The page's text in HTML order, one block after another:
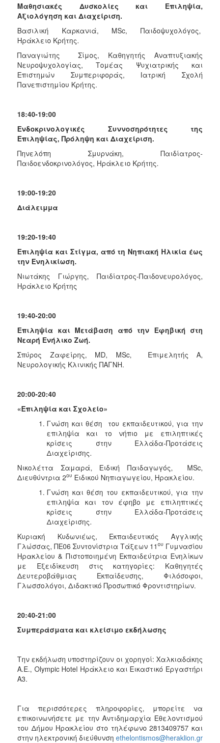
Μαθησιακές Δυσκολίες και Επιληψία,
Αξιολόγηση και Διαχείριση.
Βασιλική Καρκανιά, MSc, Παιδοψυχολόγος,
Ηράκλειο Κρήτης.
Παναγιώτης Σίμος, Καθηγητής Αναπτυξιακής
Νευροψυχολογίας, Τομέας Ψυχιατρικής και
Επιστημών Συμπεριφοράς, Ιατρική Σχολή
Πανεπιστημίου Κρήτης.
18:40-19:00
Ενδοκρινολογικές Συννοσηρότητες της
Επιληψίας, Πρόληψη και Διαχείριση.
Πηνελόπη Σμυρνάκη, Παιδίατρος-
Παιδοενδοκρινολόγος, Ηράκλειο Κρήτης.
19:00-19:20
Διάλειμμα
19:20-19:40
Επιληψία και Στίγμα, από τη Νηπιακή Ηλικία έως
την Ενηλικίωση.
Νιωτάκης Γιώργης, Παιδίατρος-Παιδονευρολόγος,
Ηράκλειο Κρήτης
19:40-20:00
Επιληψία και Μετάβαση από την Εφηβική στη
Νεαρή Ενήλικο Ζωή.
Σπύρος Ζαφείρης, MD, MSc, Επιμελητής A,
Νευρολογικής Κλινικής ΠΑΓΝΗ.
20:00-20:40
«Επιληψία και Σχολείο»
Γνώση και θέση του εκπαιδευτικού, για την
επιληψία και το νήπιο με επιληπτικές
κρίσεις στην Ελλάδα-Προτάσεις
Διαχείρισης.
Νικολέττα Σαμαρά, Ειδική Παιδαγωγός, MSc,
Διευθύντρια 2ου Ειδικού Νηπιαγωγείου, Ηρακλείου.
Γνώση και θέση του εκπαιδευτικού, για την
επιληψία και τον έφηβο με επιληπτικές
κρίσεις στην Ελλάδα-Προτάσεις
Διαχείρισης.
Κυριακή Κυδωνιέως, Εκπαιδευτικός Αγγλικής
Γλώσσας, ΠΕ06 Συντονίστρια Τάξεων 11 ου Γυμνασίου
Ηρακλείου & Πιστοποιημένη Εκπαιδεύτρια Ενηλίκων
με Εξειδίκευση στις κατηγορίες: Καθηγητές
Δευτεροβάθμιας Εκπαίδευσης, Φιλόσοφοι,
Γλωσσολόγοι, Διδακτικό Προσωπικό Φροντιστηρίων.
20:40-21:00
Συμπεράσματα και κλείσιμο εκδήλωσης
Την εκδήλωση υποστηρίζουν οι χορηγοί: Χαλκιαδάκης
Α.Ε., Olympic Hotel Ηράκλειο και Εικαστικό Εργαστήρι
Α3.
Για περισσότερες πληροφορίες, μπορείτε να
επικοινωνήσετε με την Αντιδημαρχία Εθελοντισμού
του Δήμου Ηρακλείου στο τηλέφωνο 2813409757 και
στην ηλεκτρονική διεύθυνση ethelontismos@heraklion.gr